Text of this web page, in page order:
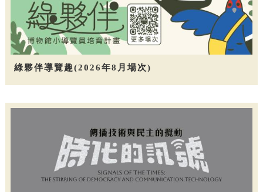
綠夥伴導覽趣(2026年8月場次)